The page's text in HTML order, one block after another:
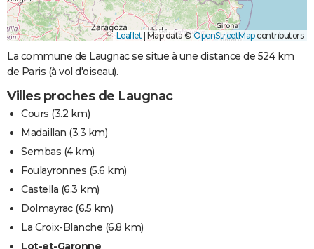
Leaflet Map data ©OpenStreetMapcontributors
La commune de Laugnac se situe à une distance de 524 km
de Paris (à vol d'oiseau).
Villes proches de Laugnac
Cours (3.2 km)
Madaillan (3.3 km)
Sembas (4 km)
Foulayronnes (5.6 km)
Castella (6.3 km)
Dolmayrac(6.5 km)
La Croix-Blanche (6.8 km)
Lot-et-Garonne